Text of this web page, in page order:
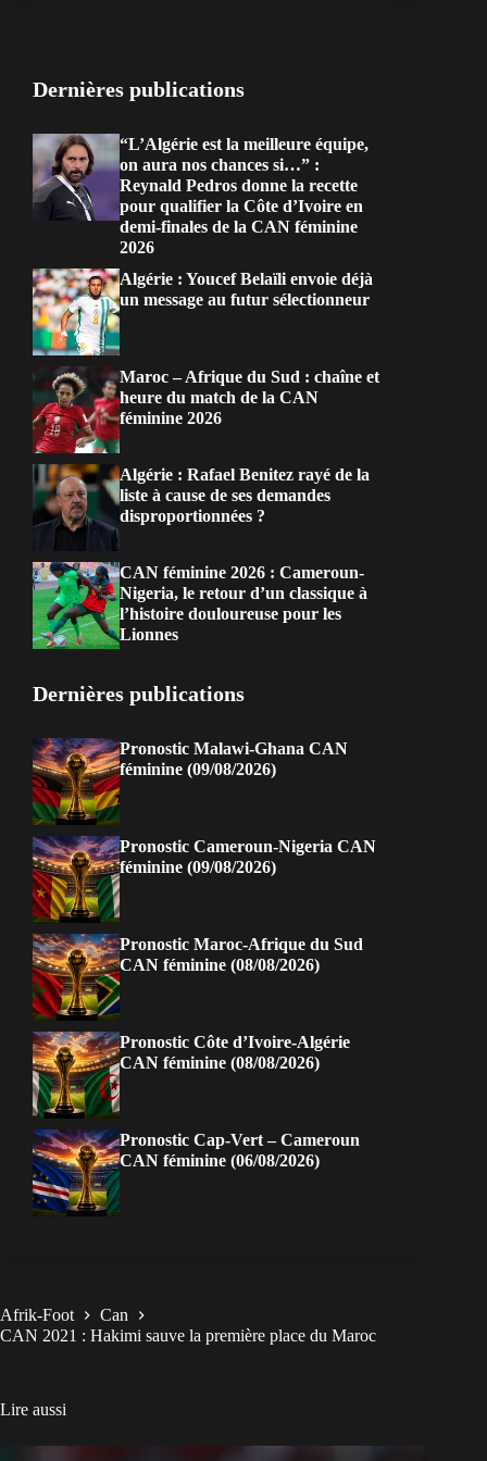
Dernières publications
“L’Algérie est la meilleure équipe,
on aura nos chances si…” :
Reynald Pedros donne la recette
pour qualifier la Côte d’Ivoire en
demi-finales de la CAN féminine
2026
Algérie : Youcef Belaïli envoie déjà
un message au futur sélectionneur
Maroc – Afrique du Sud : chaîne et
heure du match de la CAN
féminine 2026
Algérie : Rafael Benitez rayé de la
liste à cause de ses demandes
disproportionnées ?
CAN féminine 2026 : Cameroun-
Nigeria, le retour d’un classique à
l’histoire douloureuse pour les
Lionnes
Dernières publications
Pronostic Malawi-Ghana CAN
féminine (09/08/2026)
Pronostic Cameroun-Nigeria CAN
féminine (09/08/2026)
Pronostic Maroc-Afrique du Sud
CAN féminine (08/08/2026)
Pronostic Côte d’Ivoire-Algérie
CAN féminine (08/08/2026)
Pronostic Cap-Vert – Cameroun
CAN féminine (06/08/2026)
Afrik-Foot
Can
CAN 2021 : Hakimi sauve la première place du Maroc
Lire aussi